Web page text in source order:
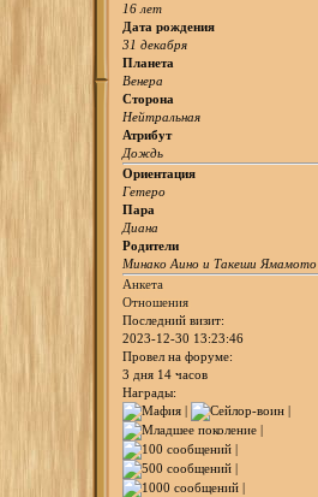
16 лет
Дата рождения
31 декабря
Планета
Венера
Сторона
Нейтральная
Атрибут
Дождь
Ориентация
Гетеро
Пара
Диана
Родители
Минако Аино и Такеши Ямамото
Анкета
Отношения
Последний визит:
2023-12-30 13:23:46
Провел на форуме:
3 дня 14 часов
Награды: